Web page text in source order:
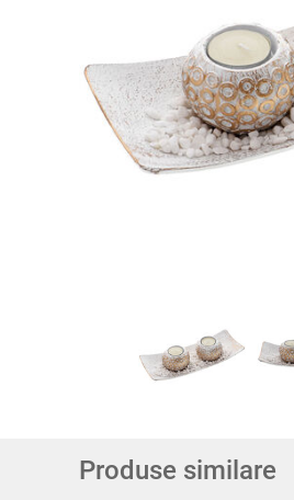
Produse similare